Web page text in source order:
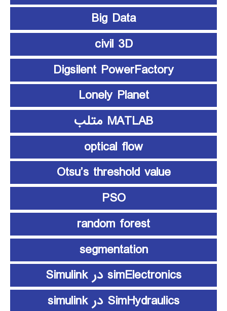
Big Data
civil 3D
Digsilent PowerFactory
Lonely Planet
MATLAB متلب
optical flow
Otsu’s threshold value
PSO
random forest
segmentation
simElectronics در Simulink
SimHydraulics در simulink